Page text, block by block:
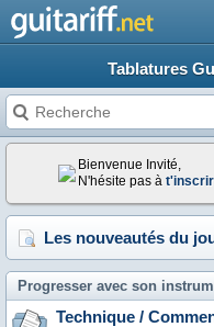
Tablatures
Bienvenue Invité,
N'hésite pas à
Les nouveautés du
Progresser avec son
Technique /